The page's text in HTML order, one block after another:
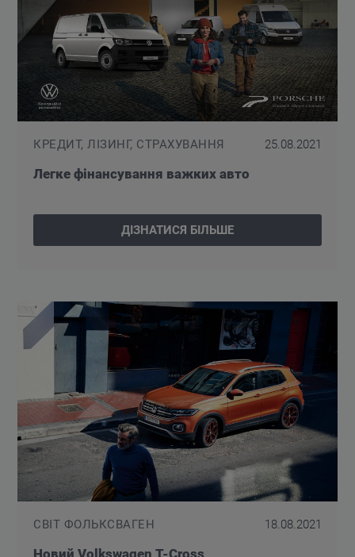
КРЕДИТ, ЛІЗИНГ, СТРАХУВАННЯ 25.08.2021
Легке фінансування важких авто
ДІЗНАТИСЯ БІЛЬШЕ
СВІТ ФОЛЬКСВАГЕН 18.08.2021